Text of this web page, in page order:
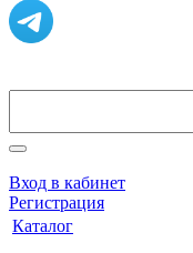
Вход в кабинет
Регистрация
Каталог